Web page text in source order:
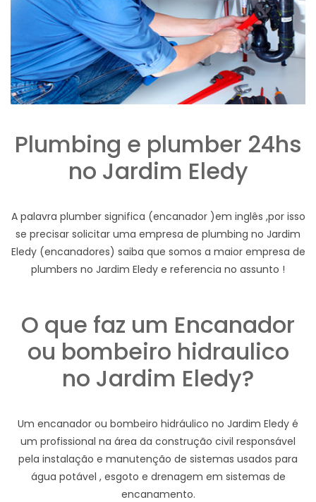
Plumbing e plumber 24hs
no Jardim Eledy
A palavra plumber significa (encanador )em inglês ,por isso
se precisar solicitar uma empresa de plumbing no Jardim
Eledy (encanadores) saiba que somos a maior empresa de
plumbers no Jardim Eledy e referencia no assunto !
O que faz um Encanador
ou bombeiro hidraulico
no Jardim Eledy?
Um encanador ou bombeiro hidráulico no Jardim Eledy é
um profissional na área da construção civil responsável
pela instalação e manutenção de sistemas usados para
água potável , esgoto e drenagem em sistemas de
encanamento.